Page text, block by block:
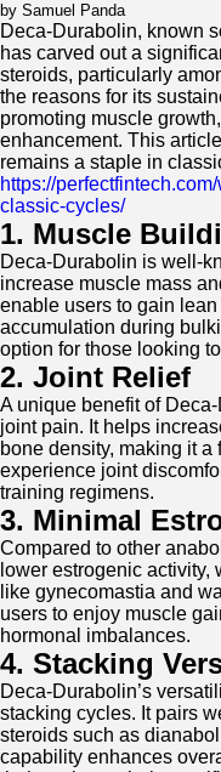
by Samuel Panda
Deca-Durabolin, known
has carved out a
steroids, particularly
the reasons for its
promoting muscle
enhancement. This
remains a staple in
https://
classic-cycles/
1. Muscle
Deca-Durabolin is well-
increase muscle mass
enable users to gain
accumulation during
option for those looking
2. Joint Relief
A unique benefit of
joint pain. It helps
bone density, making it
experience joint
training regimens.
3. Minimal
Compared to other
lower estrogenic activity,
like gynecomastia and
users to enjoy muscle
hormonal imbalances.
4. Stacking
Deca-Durabolin’s
stacking cycles. It pairs
steroids such as
capability enhances